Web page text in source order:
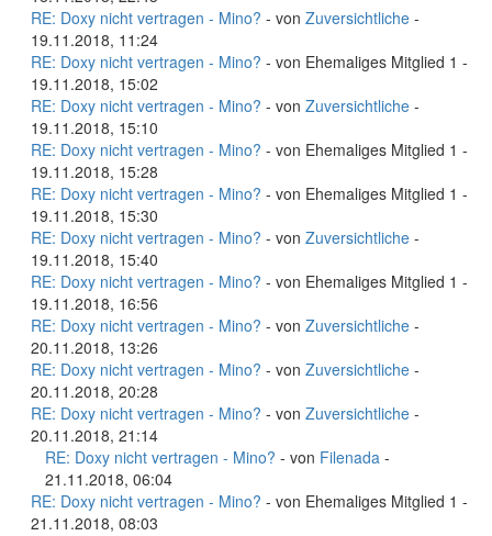
RE: Doxy nicht vertragen - Mino? - von Zuversichtliche -
19.11.2018, 11:24
RE: Doxy nicht vertragen - Mino? - von Ehemaliges Mitglied 1 -
19.11.2018, 15:02
RE: Doxy nicht vertragen - Mino? - von Zuversichtliche -
19.11.2018, 15:10
RE: Doxy nicht vertragen - Mino? - von Ehemaliges Mitglied 1 -
19.11.2018, 15:28
RE: Doxy nicht vertragen - Mino? - von Ehemaliges Mitglied 1 -
19.11.2018, 15:30
RE: Doxy nicht vertragen - Mino? - von Zuversichtliche -
19.11.2018, 15:40
RE: Doxy nicht vertragen - Mino? - von Ehemaliges Mitglied 1 -
19.11.2018, 16:56
RE: Doxy nicht vertragen - Mino? - von Zuversichtliche -
20.11.2018, 13:26
RE: Doxy nicht vertragen - Mino? - von Zuversichtliche -
20.11.2018, 20:28
RE: Doxy nicht vertragen - Mino? - von Zuversichtliche -
20.11.2018, 21:14
RE: Doxy nicht vertragen - Mino? - von Filenada -
21.11.2018, 06:04
RE: Doxy nicht vertragen - Mino? - von Ehemaliges Mitglied 1 -
21.11.2018, 08:03